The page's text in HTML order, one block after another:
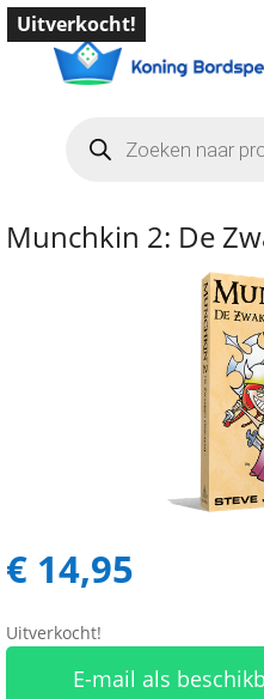
zoeken
Uitverkocht!
Munchkin 2: De
€ 14,95
Uitverkocht!
E-mail als